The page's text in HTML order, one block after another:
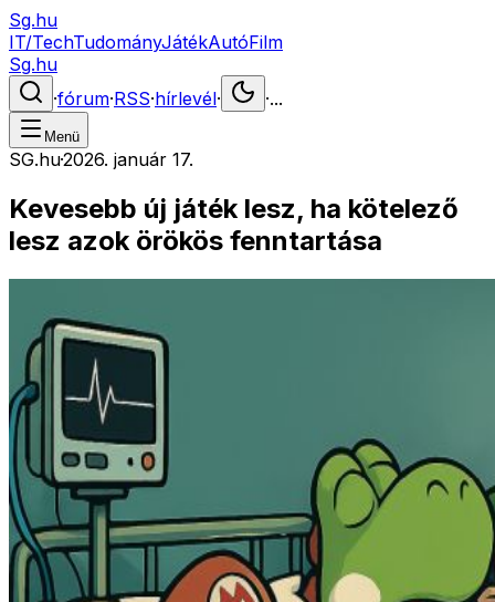
Sg.hu
IT/TechTudományJátékAutóFilm
Sg.hu
·fórum·RSS·hírlevél· ·...
Menü
SG.hu·2026. január 17.
Kevesebb új játék lesz, ha kötelező
lesz azok örökös fenntartása